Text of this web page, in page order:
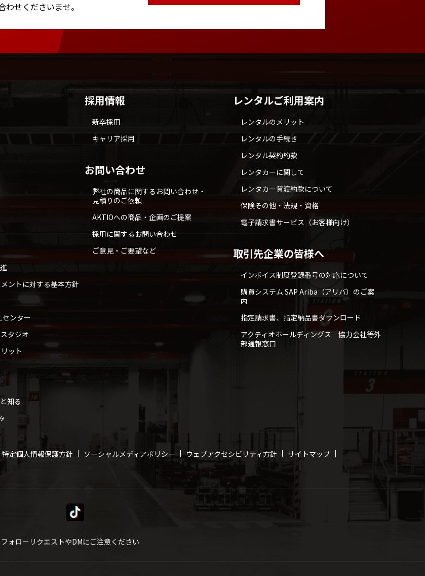
わせくださいませ。
ントに対する基本方針
センター
タジオ
ット
知る
採用情報
新卒採用
キャリア採用
お問い合わせ
弊社の商品に関するお問い合わせ・
見積りのご依頼
AKTIOへの商品・企画のご提案
採用に関するお問い合わせ
ご意見・ご要望など
レンタルご利用案内
レンタルのメリット
レンタルの手続き
レンタル契約約款
レンタカーに関して
レンタカー貸渡約款について
保険その他・法規・資格
電子請求書サービス（お客様向け）
取引先企業の皆様へ
インボイス制度登録番号の対応について
購買システム SAP Ariba（アリバ）のご案
内
指定請求書、指定納品書ダウンロード
アクティオホールディングス 協力会社等外
部通報窓口
特定個人情報保護方針 ソーシャルメディアポリシー ウェブアクセシビリティ方針 サイトマップ
ォローリクエストやDMにご注意ください